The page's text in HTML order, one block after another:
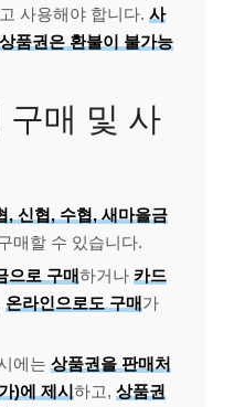
사용해야 합니다. 사
품권은 환불이 불가능
구매 및 사
, 신협, 수협, 새마을금
매할 수 있습니다.
으로 구매하거나 카드
온라인으로도 구매가
에는 상품권을 판매처
)에 제시하고, 상품권